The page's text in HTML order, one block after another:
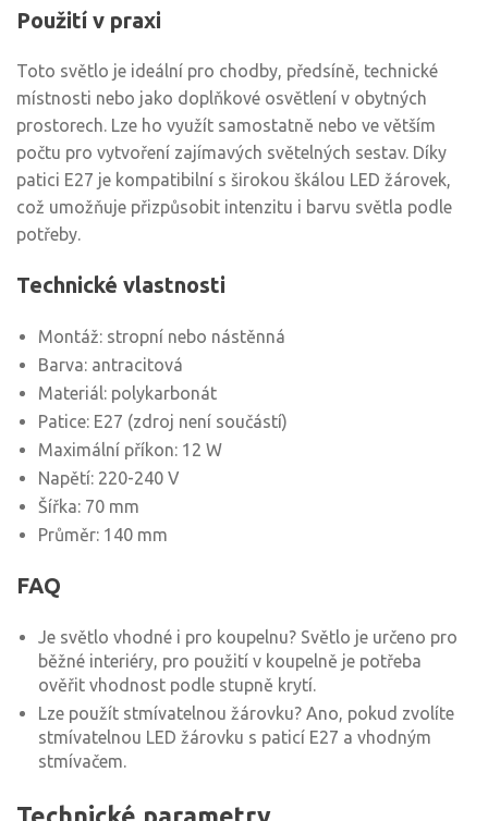
Použití v praxi
Toto světlo je ideální pro chodby, předsíně, technické
místnosti nebo jako doplňkové osvětlení v obytných
prostorech. Lze ho využít samostatně nebo ve větším
počtu pro vytvoření zajímavých světelných sestav. Díky
patici E27 je kompatibilní s širokou škálou LED žárovek,
což umožňuje přizpůsobit intenzitu i barvu světla podle
potřeby.
Technické vlastnosti
Montáž: stropní nebo nástěnná
Barva: antracitová
Materiál: polykarbonát
Patice: E27 (zdroj není součástí)
Maximální příkon: 12 W
Napětí: 220-240 V
Šířka: 70 mm
Průměr: 140 mm
FAQ
Je světlo vhodné i pro koupelnu? Světlo je určeno pro
běžné interiéry, pro použití v koupelně je potřeba
ověřit vhodnost podle stupně krytí.
Lze použít stmívatelnou žárovku? Ano, pokud zvolíte
stmívatelnou LED žárovku s paticí E27 a vhodným
stmívačem.